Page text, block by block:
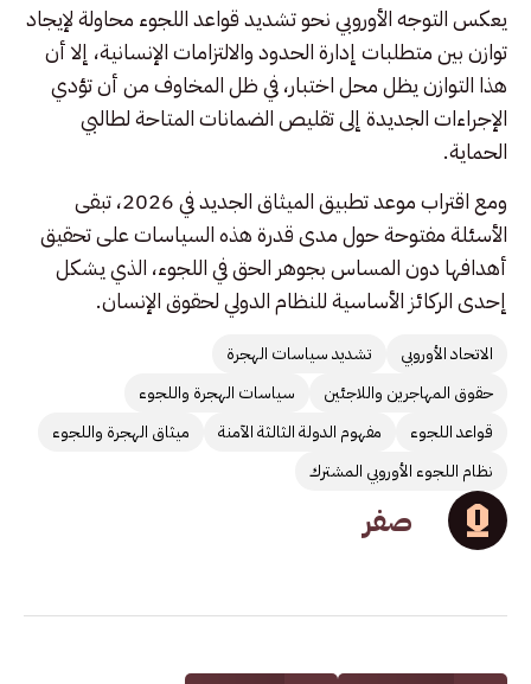
يعكس التوجه الأوروبي نحو تشديد قواعد اللجوء محاولة لإيجاد
توازن بين متطلبات إدارة الحدود والالتزامات الإنسانية، إلا أن
هذا التوازن يظل محل اختبار، في ظل المخاوف من أن تؤدي
الإجراءات الجديدة إلى تقليص الضمانات المتاحة لطالبي
الحماية.
ومع اقتراب موعد تطبيق الميثاق الجديد في 2026، تبقى
الأسئلة مفتوحة حول مدى قدرة هذه السياسات على تحقيق
أهدافها دون المساس بجوهر الحق في اللجوء، الذي يشكل
إحدى الركائز الأساسية للنظام الدولي لحقوق الإنسان.
الاتحاد الأوروبي
تشديد سياسات الهجرة
حقوق المهاجرين واللاجئين
سياسات الهجرة واللجوء
قواعد اللجوء
مفهوم الدولة الثالثة الآمنة
ميثاق الهجرة واللجوء
نظام اللجوء الأوروبي المشترك
صفر